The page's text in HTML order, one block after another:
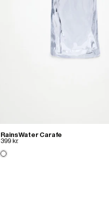
Rains Water Carafe
399 kr.